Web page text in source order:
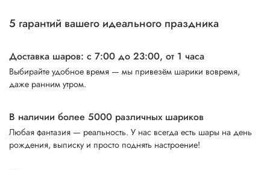
5 гарантий вашего идеального праздника
Доставка шаров: с 7:00 до 23:00, от 1 часа
Выбирайте удобное время — мы привезём шарики вовремя,
даже ранним утром.
В наличии более 5000 различных шариков
Любая фантазия — реальность. У нас всегда есть шары на день
рождения, выписку и просто поднять настроение!